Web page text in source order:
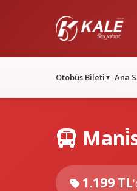
Otobüs Bileti ▼ Ana
1.199 TL